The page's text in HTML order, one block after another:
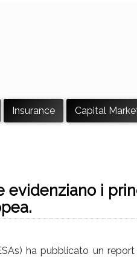
Insurance Capital
evidenziano i
ha pubblicato un